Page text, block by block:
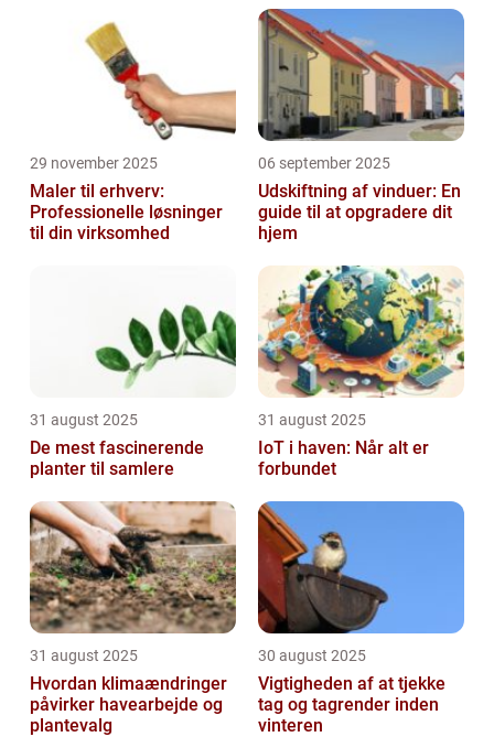
29 november 2025
Maler til erhverv:
Professionelle løsninger
til din virksomhed
06 september 2025
Udskiftning af vinduer: En
guide til at opgradere dit
hjem
31 august 2025
De mest fascinerende
planter til samlere
31 august 2025
IoT i haven: Når alt er
forbundet
31 august 2025
Hvordan klimaændringer
påvirker havearbejde og
plantevalg
30 august 2025
Vigtigheden af at tjekke
tag og tagrender inden
vinteren